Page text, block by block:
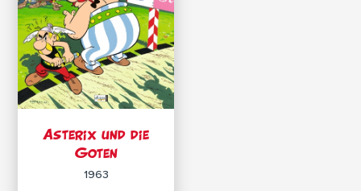
Asterix und die
Goten
1963